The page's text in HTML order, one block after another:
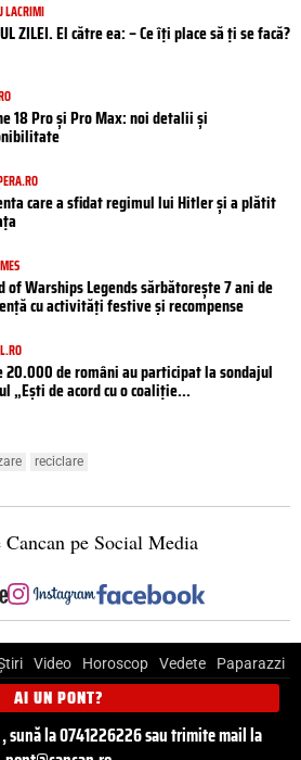
LACRIMI
ZILEI. El către ea: – Ce îți place să ți se facă?
18 Pro și Pro Max: noi detalii și
care a sfidat regimul lui Hitler și a plătit
of Warships Legends sărbătorește 7 ani de
cu activități festive și recompense
20.000 de români au participat la sondajul
„Ești de acord cu o coaliție...
reciclare
Cancan pe Social Media
Video Horoscop Vedete Paparazzi
AI UN PONT?
, sună la 0741226226 sau trimite mail la